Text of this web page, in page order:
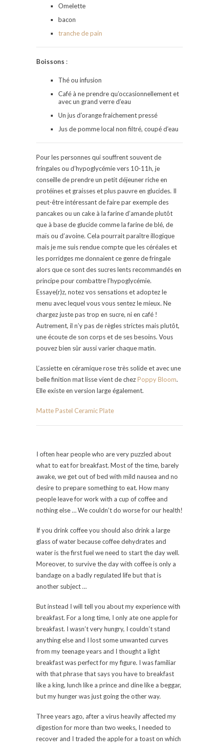
Omelette
bacon
tranche de pain
Boissons :
Thé ou infusion
Café à ne prendre qu’occasionnellement et
avec un grand verre d’eau
Un jus d’orange fraichement pressé
Jus de pomme local non filtré, coupé d’eau
Pour les personnes qui souffrent souvent de
fringales ou d’hypoglycémie vers 10-11h, je
conseille de prendre un petit déjeuner riche en
protéines et graisses et plus pauvre en glucides. Il
peut-être intéressant de faire par exemple des
pancakes ou un cake à la farine d’amande plutôt
que à base de glucide comme la farine de blé, de
maïs ou d’avoine. Cela pourrait paraître illogique
mais je me suis rendue compte que les céréales et
les porridges me donnaient ce genre de fringale
alors que ce sont des sucres lents recommandés en
principe pour combattre l’hypoglycémie.
Essaye(r)z, notez vos sensations et adoptez le
menu avec lequel vous vous sentez le mieux. Ne
chargez juste pas trop en sucre, ni en café !
Autrement, il n’y pas de règles strictes mais plutôt,
une écoute de son corps et de ses besoins. Vous
pouvez bien sûr aussi varier chaque matin.
L’assiette en céramique rose très solide et avec une
belle finition mat lisse vient de chezPoppy Bloom.
Elle existe en version large également.
Matte Pastel Ceramic Plate
I often hear people who are very puzzled about
what to eat for breakfast. Most of the time, barely
awake, we get out of bed with mild nausea and no
desire to prepare something to eat. How many
people leave for work with a cup of coffee and
nothing else … We couldn’t do worse for our health!
If you drink coffee you should also drink a large
glass of water because coffee dehydrates and
water is the first fuel we need to start the day well.
Moreover, to survive the day with coffee is only a
bandage on a badly regulated life but that is
another subject …
But instead I will tell you about my experience with
breakfast. For a long time, I only ate one apple for
breakfast. I wasn’t very hungry, I couldn’t stand
anything else and I lost some unwanted curves
from my teenage years and I thought a light
breakfast was perfect for my figure. I was familiar
with that phrase that says you have to breakfast
like a king, lunch like a prince and dine like a beggar,
but my hunger was just going the other way.
Three years ago, after a virus heavily affected my
digestion for more than two weeks, I needed to
recover and I traded the apple for a toast on which